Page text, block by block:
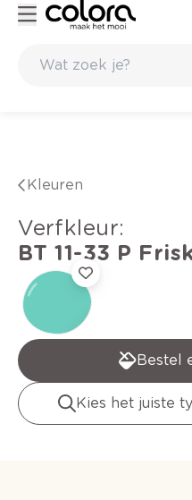
Kleuren
verfkleur:
BT 11-33 P
Bestel
Kies het juiste